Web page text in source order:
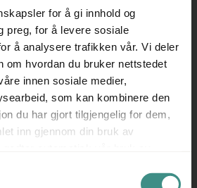
for å gi innhold og
preg, for å levere sosiale
å analysere trafikken vår. Vi deler
om hvordan du bruker nettstedet
innen sosiale medier,
som kan kombinere den
du har gjort tilgjengelig for dem,
inn gjennom din bruk av
medfølger
for våre andre annonser på